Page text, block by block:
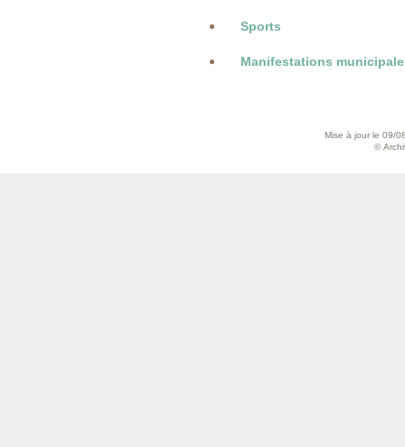
Sports
Manifestations
Mise à jour le 09/
©